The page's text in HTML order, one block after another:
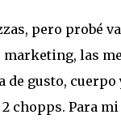
pero probé
las
gusto, cuerpo
chopps. Para